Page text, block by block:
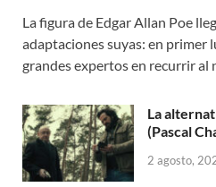
La figura de Edgar Allan Poe
adaptaciones suyas: en primer
grandes expertos en recurrir al
La
(Pascal
2 agosto,